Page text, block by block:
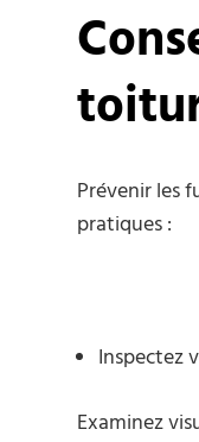
Prévenir les
pratiques :
Inspectez
Examinez